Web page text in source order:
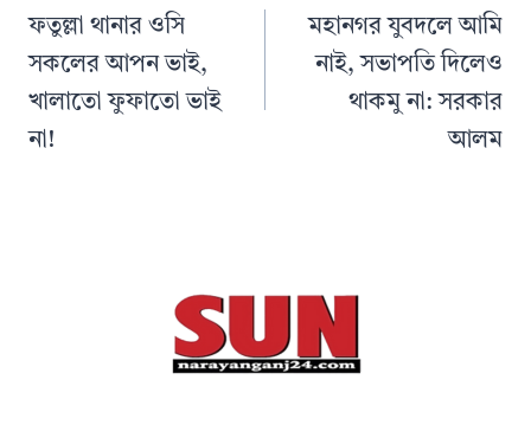
ফতুল্লা থানার ওসি
সকলের আপন ভাই,
খালাতো ফুফাতো ভাই
না!
মহানগর যুবদলে আমি
নাই, সভাপতি দিলেও
থাকমু না: সরকার
আলম